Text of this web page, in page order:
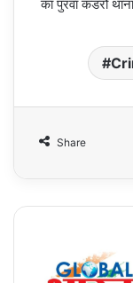
का पुरवा कडरौ
Share